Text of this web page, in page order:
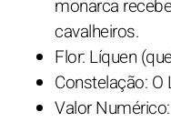
monarca
cavalheiros.
Flor: Líquen
Constelação: O
Valor